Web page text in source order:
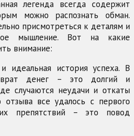
легенда всегда содержит
можно распознать обман.
присмотреться к деталям и
мышление. Вот на какие
внимание:
идеальная история успеха. В
денег – это долгий и
случаются неудачи и откаты
все удалось с первого
препятствий – это повод